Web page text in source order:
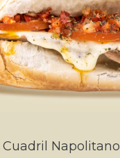
Cuadril Napolitano